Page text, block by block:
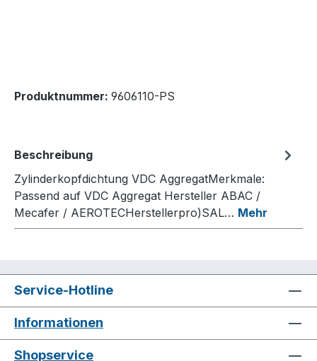
Produktnummer: 9606110-PS
Beschreibung
Zylinderkopfdichtung VDC AggregatMerkmale:
Passend auf VDC Aggregat Hersteller ABAC /
Mecafer / AEROTECHerstellerpro)SAL… Mehr
Service-Hotline
Informationen
Shopservice